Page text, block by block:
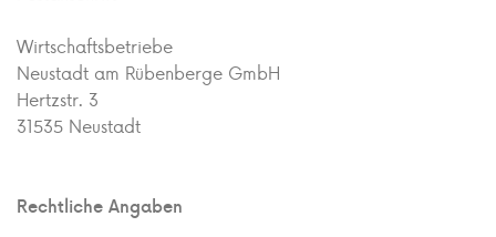
Wirtschaftsbetriebe
Neustadt am Rübenberge GmbH
Hertzstr. 3
31535 Neustadt
Rechtliche Angaben